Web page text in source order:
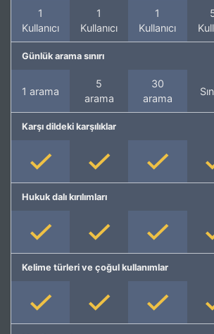
1
Kullanıcı
1
Kullanıcı
1
Kullanıcı
Günlük arama sınırı
1 arama
5
arama
30
arama
Karşı dildeki karşılıklar
Hukuk dalı kırılımları
Kelime türleri ve çoğul kullanımlar